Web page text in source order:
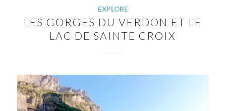
EXPLORE
LES GORGES DU VERDON ET LE
LAC DE SAINTE CROIX